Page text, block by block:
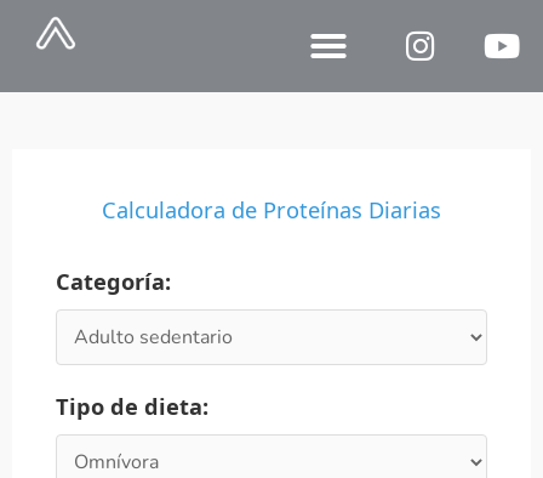
contenido
Calculadora de Proteínas Diarias
Categoría:
Tipo de dieta: